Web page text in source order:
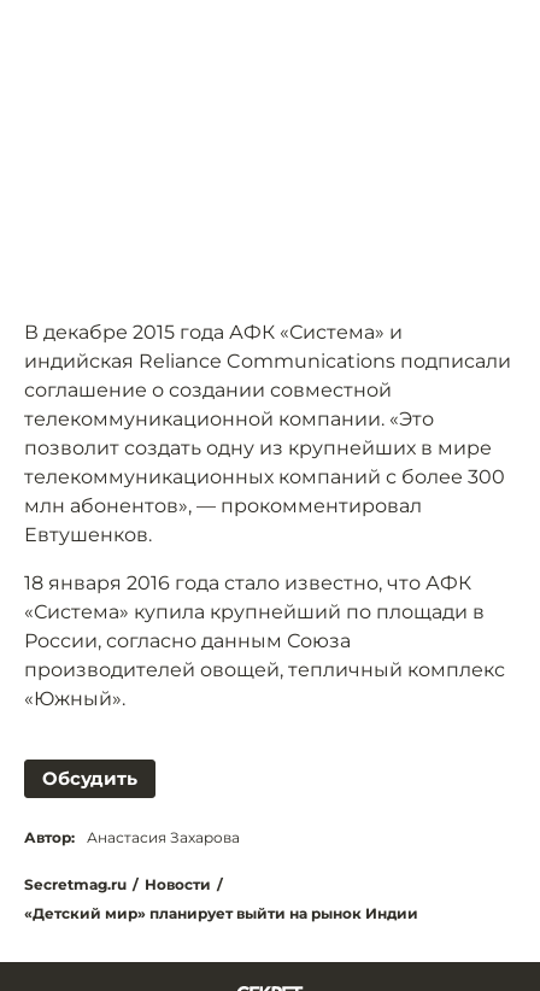
В декабре 2015 года АФК «Система» и
индийская Reliance Communications подписали
соглашение о создании совместной
телекоммуникационной компании. «Это
позволит создать одну из крупнейших в мире
телекоммуникационных компаний с более 300
млн абонентов», — прокомментировал
Евтушенков.
18 января 2016 года стало известно, что АФК
«Система» купила крупнейший по площади в
России, согласно данным Союза
производителей овощей, тепличный комплекс
«Южный».
Обсудить
Автор: Анастасия Захарова
Secretmag.ru / Новости /
«Детский мир» планирует выйти на рынок Индии